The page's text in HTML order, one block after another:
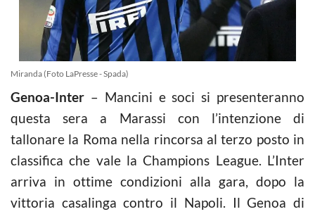
Miranda (Foto LaPresse - Spada)
Genoa-Inter – Mancini e soci si presenteranno
questa sera a Marassi con l’intenzione di
tallonare la Roma nella rincorsa al terzo posto in
classifica che vale la Champions League. L’Inter
arriva in ottime condizioni alla gara, dopo la
vittoria casalinga contro il Napoli. Il Genoa di